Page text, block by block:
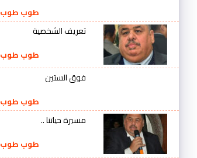
طوب طوب 24
تعريف الشخصية
طوب طوب 24
فوق الستين
طوب طوب 24
مسيرة حياتنا ..
طوب طوب 24